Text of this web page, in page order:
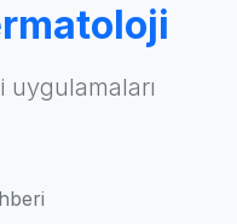
uygulamaları